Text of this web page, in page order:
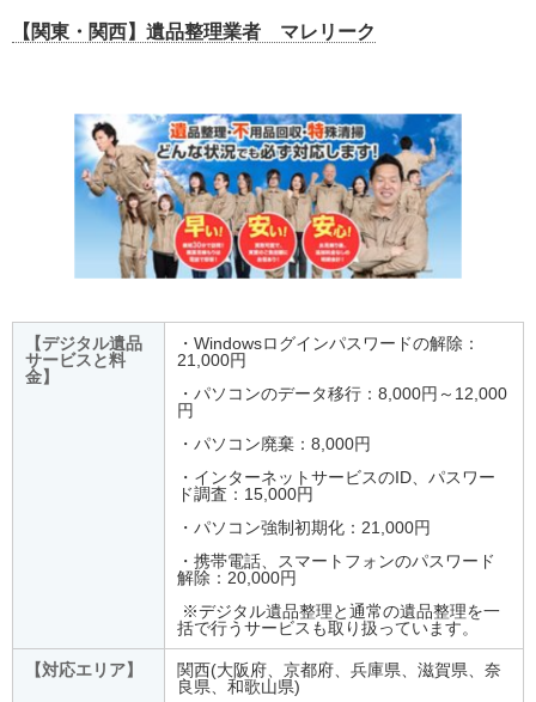
【関東・関西】遺品整理業者 マレリーク
【デジタル遺品
サービスと料
金】
・Windowsログインパスワードの解除：
21,000円
・パソコンのデータ移行：8,000円～12,000
円
・パソコン廃棄：8,000円
・インターネットサービスのID、パスワー
ド調査：15,000円
・パソコン強制初期化：21,000円
・携帯電話、スマートフォンのパスワード
解除：20,000円​​​
​​​​ ※デジタル遺品整理と通常の遺品整理を一
括で行うサービスも取り扱っています。
【対応エリア】
関西(大阪府、京都府、兵庫県、滋賀県、奈
良県、和歌山県)